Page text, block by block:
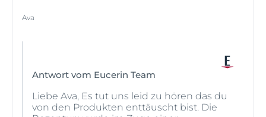
Ava
Antwort vom Eucerin Team
Liebe Ava, Es tut uns leid zu hören das du
von den Produkten enttäuscht bist. Die